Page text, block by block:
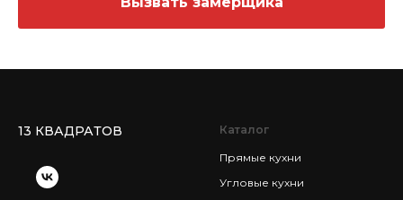
13 КВАДРАТОВ Каталог
Прямые кухни
Угловые кухни